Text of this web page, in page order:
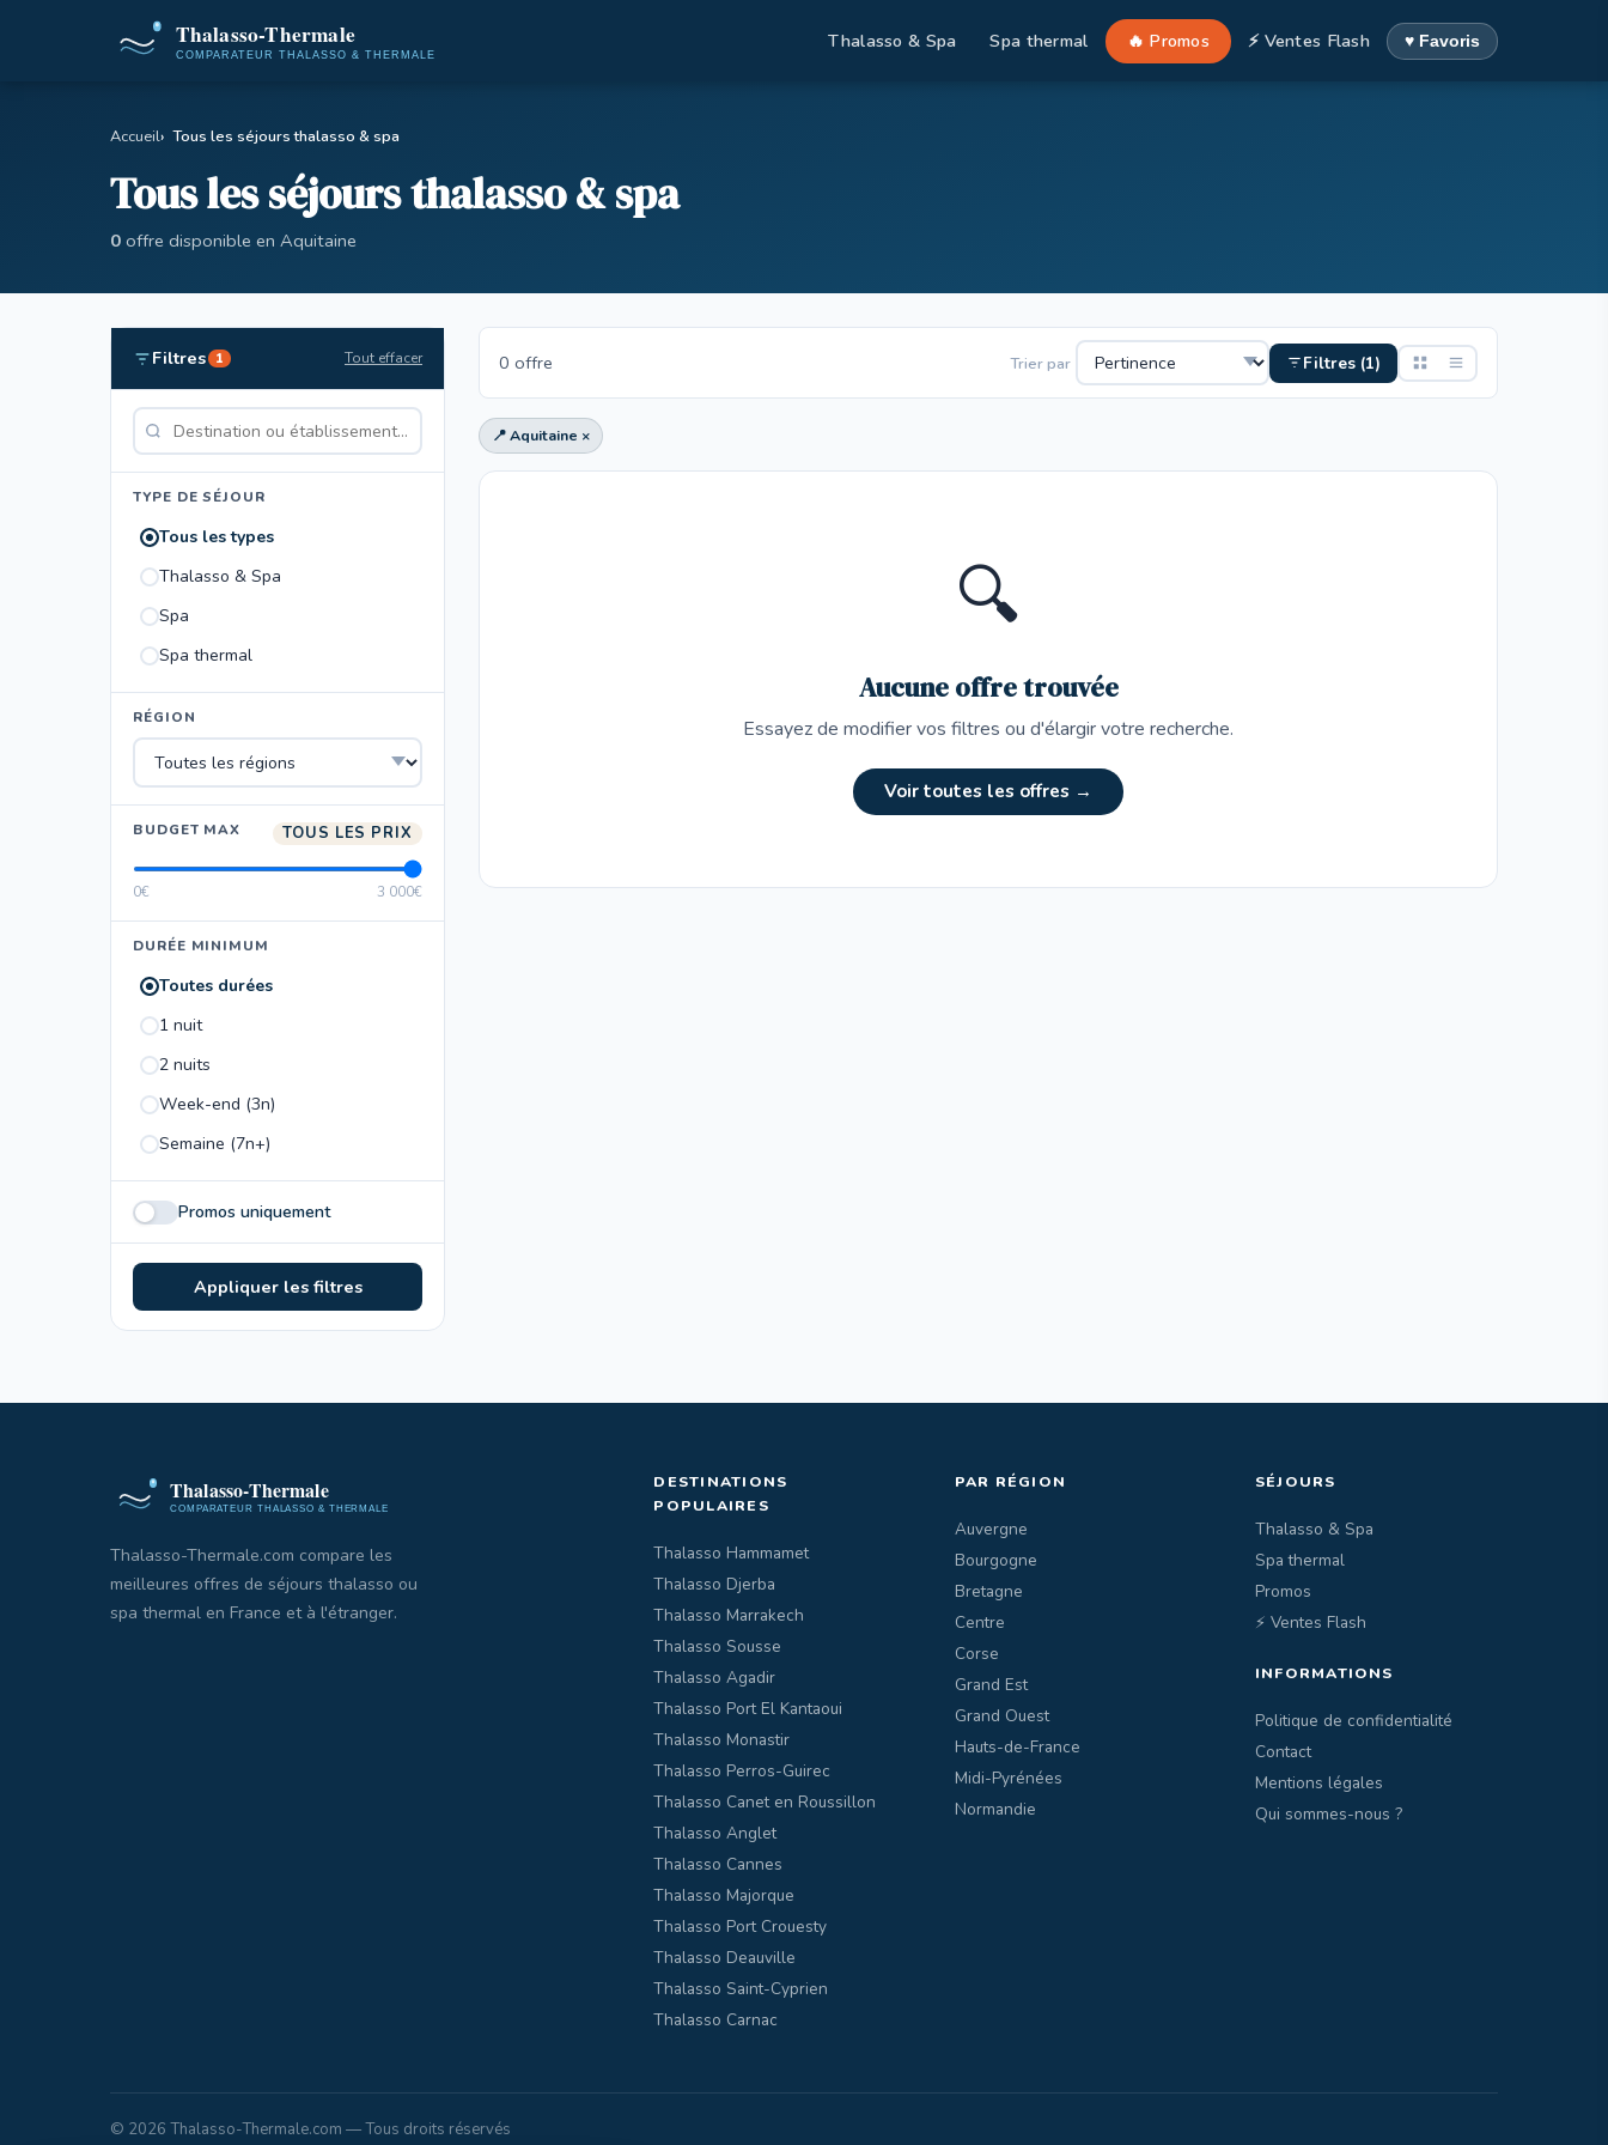
Thalasso & Spa Spa thermal 🔥 Promos ⚡ Ventes Flash ♥ Favoris
Accueil Tous les séjours thalasso & spa
Tous les séjours thalasso & spa
0 offre disponible en Aquitaine
Filtres 1 Tout effacer
TYPE DE SÉJOUR
Tous les types
Thalasso & Spa
Spa
Spa thermal
RÉGION
BUDGET MAX TOUS LES PRIX
0€ 3 000€
DURÉE MINIMUM
Toutes durées
1 nuit
2 nuits
Week-end (3n)
Semaine (7n+)
Promos uniquement
Appliquer les filtres
0 offre Trier par Filtres (1)
📍 Aquitaine ×
🔍
Aucune offre trouvée
Essayez de modifier vos filtres ou d'élargir votre recherche.
Voir toutes les offres →
Thalasso-Thermale.com compare les
meilleures offres de séjours thalasso ou
spa thermal en France et à l'étranger.
DESTINATIONS
POPULAIRES
Thalasso Hammamet
Thalasso Djerba
Thalasso Marrakech
Thalasso Sousse
Thalasso Agadir
Thalasso Port El Kantaoui
Thalasso Monastir
Thalasso Perros-Guirec
Thalasso Canet en Roussillon
Thalasso Anglet
Thalasso Cannes
Thalasso Majorque
Thalasso Port Crouesty
Thalasso Deauville
Thalasso Saint-Cyprien
Thalasso Carnac
PAR RÉGION
Auvergne
Bourgogne
Bretagne
Centre
Corse
Grand Est
Grand Ouest
Hauts-de-France
Midi-Pyrénées
Normandie
SÉJOURS
Thalasso & Spa
Spa thermal
Promos
⚡ Ventes Flash
INFORMATIONS
Politique de confidentialité
Contact
Mentions légales
Qui sommes-nous ?
© 2026 Thalasso-Thermale.com — Tous droits réservés